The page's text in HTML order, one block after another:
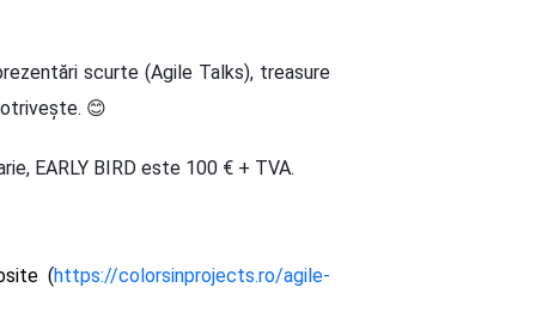
scurte (Agile Talks), treasure
😊
EARLY BIRD este 100 € + TVA.
(https://colorsinprojects.ro/agile-